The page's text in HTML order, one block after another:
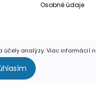
účely analýzy. Viac informácií
Osobné údaje
akúkoľvek časť stránok je